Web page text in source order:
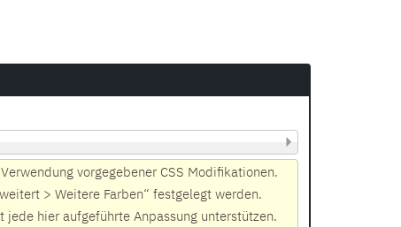
vorgegebener CSS Modifikationen.
> Weitere Farben“ festgelegt werden.
hier aufgeführte Anpassung unterstützen.